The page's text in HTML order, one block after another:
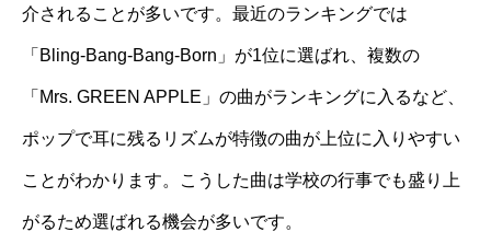
介されることが多いです。最近のランキングでは
「Bling-Bang-Bang-Born」が1位に選ばれ、複数の
「Mrs. GREEN APPLE」の曲がランキングに入るなど、
ポップで耳に残るリズムが特徴の曲が上位に入りやすい
ことがわかります。こうした曲は学校の行事でも盛り上
がるため選ばれる機会が多いです。